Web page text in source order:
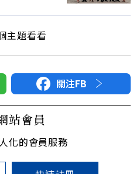
主題看看
關注FB
站會員
化的會員服務